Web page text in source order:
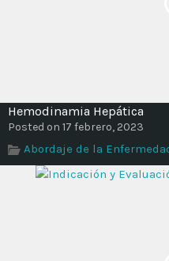
Hemodinamia Hepática
Posted on 17 febrero, 2023
Abordaje de la